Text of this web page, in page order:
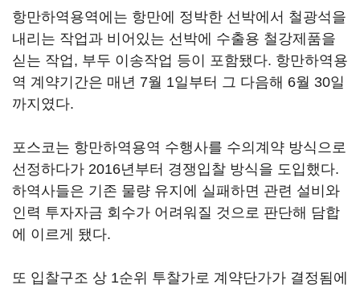
항만하역용역에는 항만에 정박한 선박에서 철광석을
내리는 작업과 비어있는 선박에 수출용 철강제품을
싣는 작업, 부두 이송작업 등이 포함됐다. 항만하역용
역 계약기간은 매년 7월 1일부터 그 다음해 6월 30일
까지였다.
포스코는 항만하역용역 수행사를 수의계약 방식으로
선정하다가 2016년부터 경쟁입찰 방식을 도입했다.
하역사들은 기존 물량 유지에 실패하면 관련 설비와
인력 투자자금 회수가 어려워질 것으로 판단해 담합
에 이르게 됐다.
또 입찰구조 상 1순위 투찰가로 계약단가가 결정됨에